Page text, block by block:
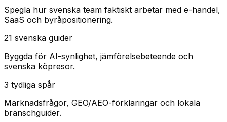
Spegla hur svenska team faktiskt arbetar med e-handel,
SaaS och byråpositionering.
21 svenska guider
Byggda för AI-synlighet, jämförelsebeteende och
svenska köpresor.
3 tydliga spår
Marknadsfrågor, GEO/AEO-förklaringar och lokala
branschguider.